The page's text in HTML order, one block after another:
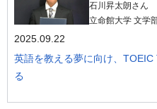
石川昇太朗さん
立命館大学 文学
2025.09.22
英語を教える夢に向け、
る